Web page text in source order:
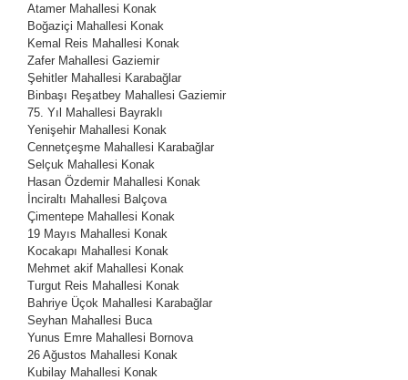
Atamer Mahallesi Konak
Boğaziçi Mahallesi Konak
Kemal Reis Mahallesi Konak
Zafer Mahallesi Gaziemir
Şehitler Mahallesi Karabağlar
Binbaşı Reşatbey Mahallesi Gaziemir
75. Yıl Mahallesi Bayraklı
Yenişehir Mahallesi Konak
Cennetçeşme Mahallesi Karabağlar
Selçuk Mahallesi Konak
Hasan Özdemir Mahallesi Konak
İnciraltı Mahallesi Balçova
Çimentepe Mahallesi Konak
19 Mayıs Mahallesi Konak
Kocakapı Mahallesi Konak
Mehmet akif Mahallesi Konak
Turgut Reis Mahallesi Konak
Bahriye Üçok Mahallesi Karabağlar
Seyhan Mahallesi Buca
Yunus Emre Mahallesi Bornova
26 Ağustos Mahallesi Konak
Kubilay Mahallesi Konak